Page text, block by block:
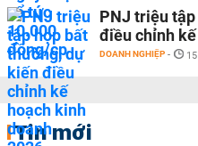
PNJ triệu
điều chỉnh
DOANH NGHIỆP -
Tin mới